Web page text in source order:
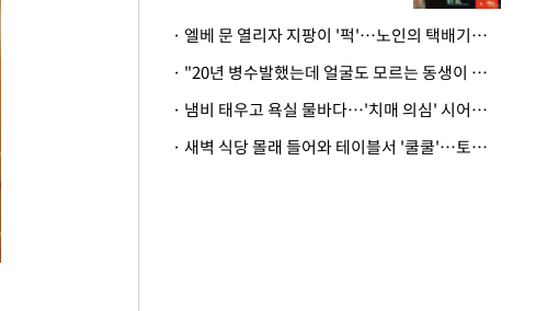
· 엘베 문 열리자 지팡이 '퍽'…노인의 택배기사 폭행 이유
· "20년 병수발했는데 얼굴도 모르는 동생이 유산 절반을"…배다른 형제 상속권 있을까
· 냄비 태우고 욕실 물바다…'치매 의심' 시어머니 검사 권유했다가 '날벼락'
· 새벽 식당 몰래 들어와 테이블서 '쿨쿨'…토사물 남기고 사라진 남성